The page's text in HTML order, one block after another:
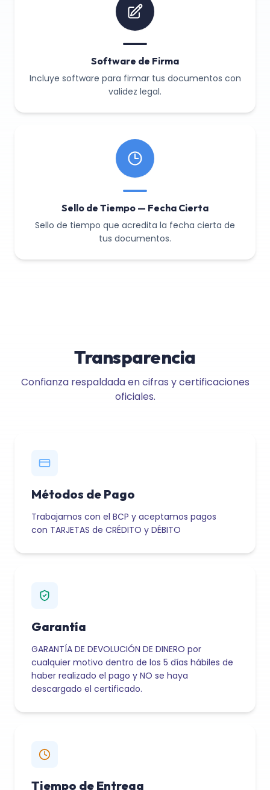
Software de Firma
Incluye software para firmar tus documentos con
validez legal.
Sello de Tiempo — Fecha Cierta
Sello de tiempo que acredita la fecha cierta de
tus documentos.
Transparencia
Confianza respaldada en cifras y certificaciones
oficiales.
Métodos de Pago
Trabajamos con el BCP y aceptamos pagos
con TARJETAS de CRÉDITO y DÉBITO
Garantía
GARANTÍA DE DEVOLUCIÓN DE DINERO por
cualquier motivo dentro de los 5 días hábiles de
haber realizado el pago y NO se haya
descargado el certificado.
Tiempo de Entrega